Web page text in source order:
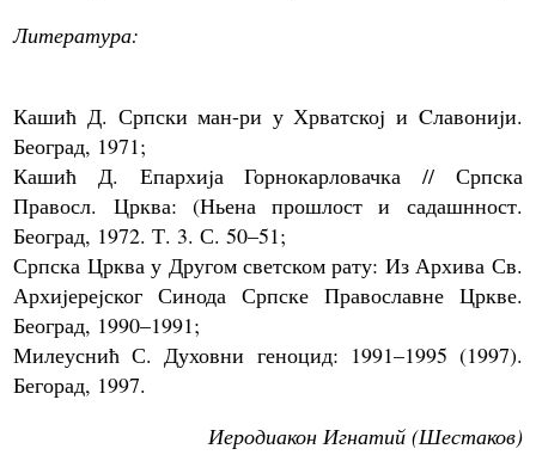
Литература:
Кашић Д. Српски ман-ри у Хрватскоj и Cлавониjи.
Београд, 1971;
Кашић Д. Епархиjа Горнокарловачка // Српска
Правосл. Црква: (Ньена прошлост и садашнност.
Београд, 1972. Т. 3. С. 50–51;
Српска Црква у Другом светском рату: Из Архива Св.
Архиjереjског Синода Српске Православне Цркве.
Београд, 1990–1991;
Милеуснић С. Духовни геноцид: 1991–1995 (1997).
Бегорад, 1997.
Иеродиакон Игнатий (Шестаков)